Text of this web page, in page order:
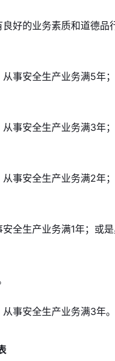
好的业务素质和道德品
事安全生产业务满5年
事安全生产业务满3年
事安全生产业务满2年
全生产业务满1年；或是
事安全生产业务满3年。